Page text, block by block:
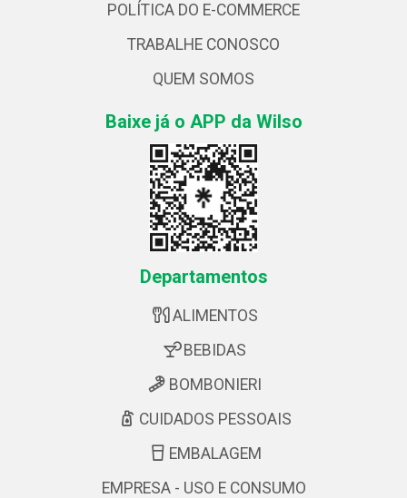
POLÍTICA DO E-COMMERCE
TRABALHE CONOSCO
QUEM SOMOS
Baixe já o APP da Wilso
Departamentos
ALIMENTOS
BEBIDAS
BOMBONIERI
CUIDADOS PESSOAIS
EMBALAGEM
EMPRESA - USO E CONSUMO